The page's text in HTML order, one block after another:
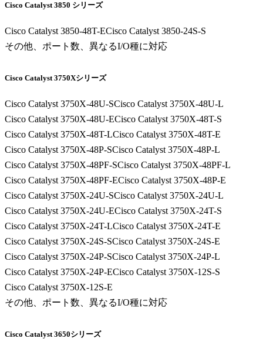
Cisco Catalyst 3850 シリーズ
Cisco Catalyst 3850-48T-ECisco Catalyst 3850-24S-S
その他、ポート数、異なるI/O種に対応
Cisco Catalyst 3750Xシリーズ
Cisco Catalyst 3750X-48U-SCisco Catalyst 3750X-48U-L
Cisco Catalyst 3750X-48U-ECisco Catalyst 3750X-48T-S
Cisco Catalyst 3750X-48T-LCisco Catalyst 3750X-48T-E
Cisco Catalyst 3750X-48P-SCisco Catalyst 3750X-48P-L
Cisco Catalyst 3750X-48PF-SCisco Catalyst 3750X-48PF-L
Cisco Catalyst 3750X-48PF-ECisco Catalyst 3750X-48P-E
Cisco Catalyst 3750X-24U-SCisco Catalyst 3750X-24U-L
Cisco Catalyst 3750X-24U-ECisco Catalyst 3750X-24T-S
Cisco Catalyst 3750X-24T-LCisco Catalyst 3750X-24T-E
Cisco Catalyst 3750X-24S-SCisco Catalyst 3750X-24S-E
Cisco Catalyst 3750X-24P-SCisco Catalyst 3750X-24P-L
Cisco Catalyst 3750X-24P-ECisco Catalyst 3750X-12S-S
Cisco Catalyst 3750X-12S-E
その他、ポート数、異なるI/O種に対応
Cisco Catalyst 3650シリーズ